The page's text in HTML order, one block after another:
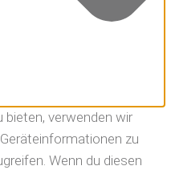
bieten, verwenden wir
zu
Wenn du diesen